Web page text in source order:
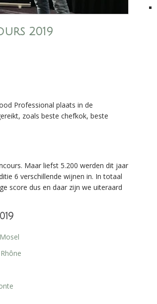
2019
Professional plaats in de
zoals beste chefkok, beste
Maar liefst 5.200 werden dit jaar
6 verschillende wijnen in. In totaal
score dus en daar zijn we uiteraard